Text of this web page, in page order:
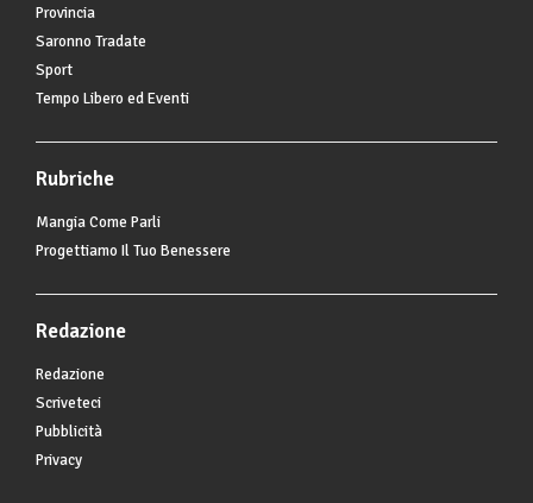
Provincia
Saronno Tradate
Sport
Tempo Libero ed Eventi
Rubriche
Mangia Come Parli
Progettiamo Il Tuo Benessere
Redazione
Redazione
Scriveteci
Pubblicità
Privacy